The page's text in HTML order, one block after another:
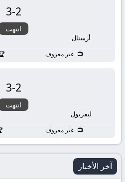
أرسنال
2
-
3
انتهت
غير معروف
ليفربول
2
-
3
انتهت
غير معروف
آخر الأخبار